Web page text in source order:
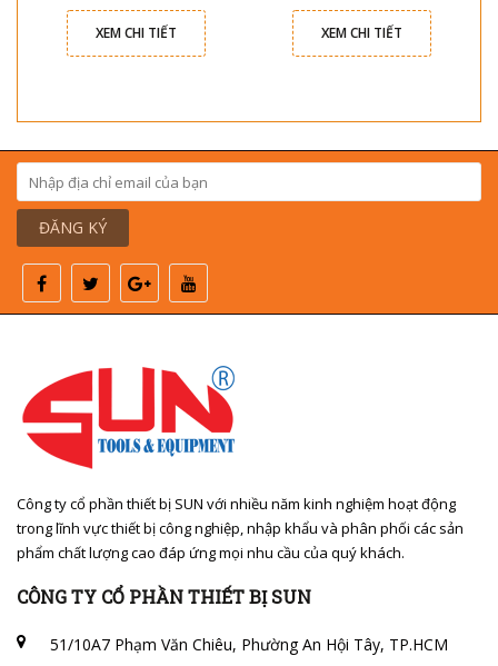
XEM CHI TIẾT XEM CHI TIẾT
ĐĂNG KÝ
Công ty cổ phần thiết bị SUN với nhiều năm kinh nghiệm hoạt động
trong lĩnh vực thiết bị công nghiệp, nhập khẩu và phân phối các sản
phẩm chất lượng cao đáp ứng mọi nhu cầu của quý khách.
CÔNG TY CỔ PHẦN THIẾT BỊ SUN
51/10A7 Phạm Văn Chiêu, Phường An Hội Tây, TP.HCM